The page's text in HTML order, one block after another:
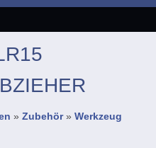
» Zubehör» Werkzeug